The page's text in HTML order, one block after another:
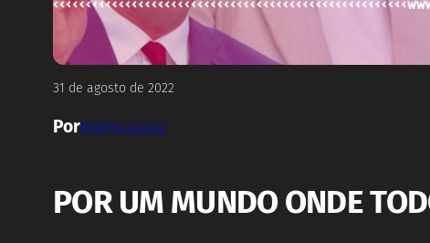
31 de agosto de 2022
PorRodrigo Castro
POR UM MUNDO ONDE